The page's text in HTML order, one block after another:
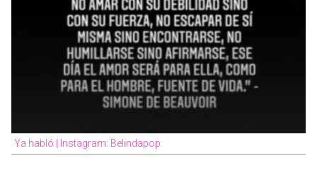
Ya habló | Instagram: Belindapop